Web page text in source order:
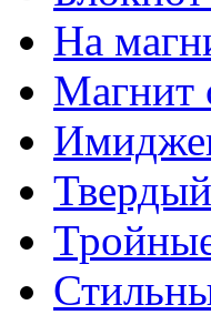
На
Магнит